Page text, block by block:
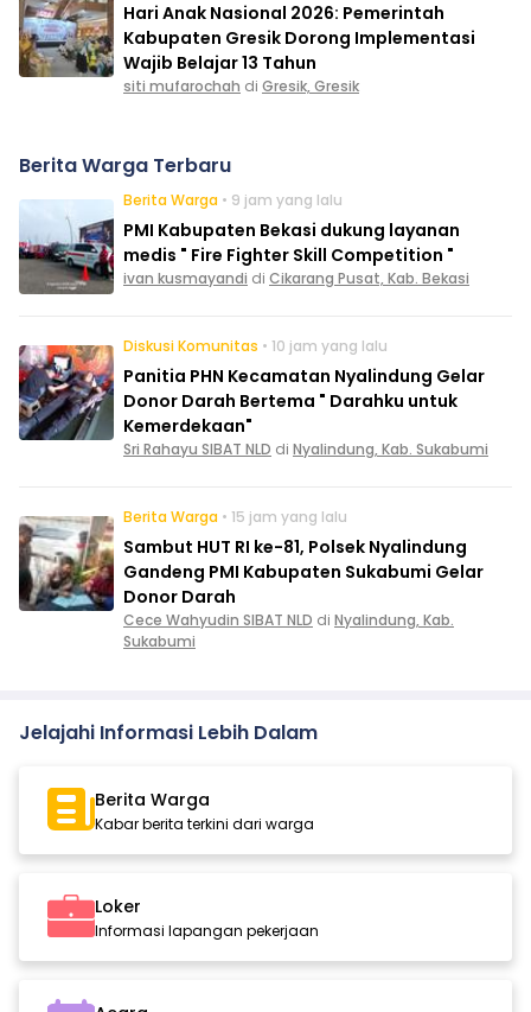
Hari Anak Nasional 2026: Pemerintah
Kabupaten Gresik Dorong Implementasi
Wajib Belajar 13 Tahun
siti mufarochah di Gresik, Gresik
Berita Warga Terbaru
Berita Warga • 9 jam yang lalu
PMI Kabupaten Bekasi dukung layanan
medis " Fire Fighter Skill Competition "
ivan kusmayandi di Cikarang Pusat, Kab. Bekasi
Diskusi Komunitas • 10 jam yang lalu
Panitia PHN Kecamatan Nyalindung Gelar
Donor Darah Bertema " Darahku untuk
Kemerdekaan"
Sri Rahayu SIBAT NLD di Nyalindung, Kab. Sukabumi
Berita Warga • 15 jam yang lalu
Sambut HUT RI ke-81, Polsek Nyalindung
Gandeng PMI Kabupaten Sukabumi Gelar
Donor Darah
Cece Wahyudin SIBAT NLD di Nyalindung, Kab.
Sukabumi
Jelajahi Informasi Lebih Dalam
Berita Warga
Kabar berita terkini dari warga
Loker
Informasi lapangan pekerjaan